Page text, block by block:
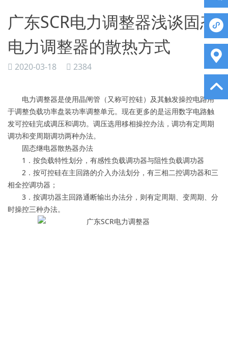
广东SCR电力调整器浅谈固态
电力调整器的散热方式
2020-03-18 2384
电力调整器是使用晶闸管（又称可控硅）及其触发操控电路用
于调整负载功率盘装功率调整单元。现在更多的是运用数字电路触
发可控硅完成调压和调功。调压选用移相操控办法，调功有定周期
调功和变周期调功两种办法。
固态继电器散热器办法
1．按负载特性划分，有感性负载调功器与阻性负载调功器
2．按可控硅在主回路的介入办法划分，有三相二控调功器和三
相全控调功器；
3．按调功器主回路通断输出办法分，则有定周期、变周期、分
时操控三种办法。